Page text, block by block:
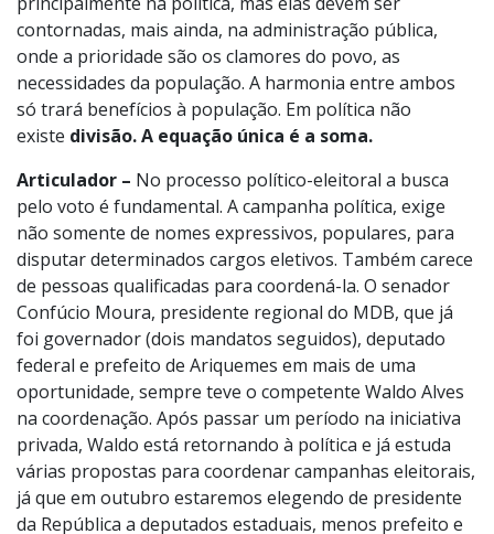
contornadas, mais ainda, na administração pública,
onde a prioridade são os clamores do povo, as
necessidades da população. A harmonia entre ambos
só trará benefícios à população. Em política não
existe divisão. A equação única é a soma.
Articulador – No processo político-eleitoral a busca
pelo voto é fundamental. A campanha política, exige
não somente de nomes expressivos, populares, para
disputar determinados cargos eletivos. Também carece
de pessoas qualificadas para coordená-la. O senador
Confúcio Moura, presidente regional do MDB, que já
foi governador (dois mandatos seguidos), deputado
federal e prefeito de Ariquemes em mais de uma
oportunidade, sempre teve o competente Waldo Alves
na coordenação. Após passar um período na iniciativa
privada, Waldo está retornando à política e já estuda
várias propostas para coordenar campanhas eleitorais,
já que em outubro estaremos elegendo de presidente
da República a deputados estaduais, menos prefeito e